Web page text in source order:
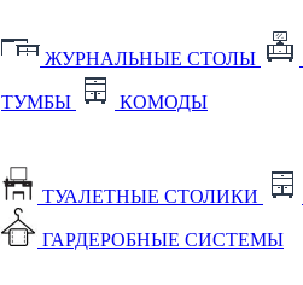
ЖУРНАЛЬНЫЕ СТОЛЫ
ТУМБЫ КОМОДЫ
ТУАЛЕТНЫЕ СТОЛИКИ
ГАРДЕРОБНЫЕ СИСТЕМЫ